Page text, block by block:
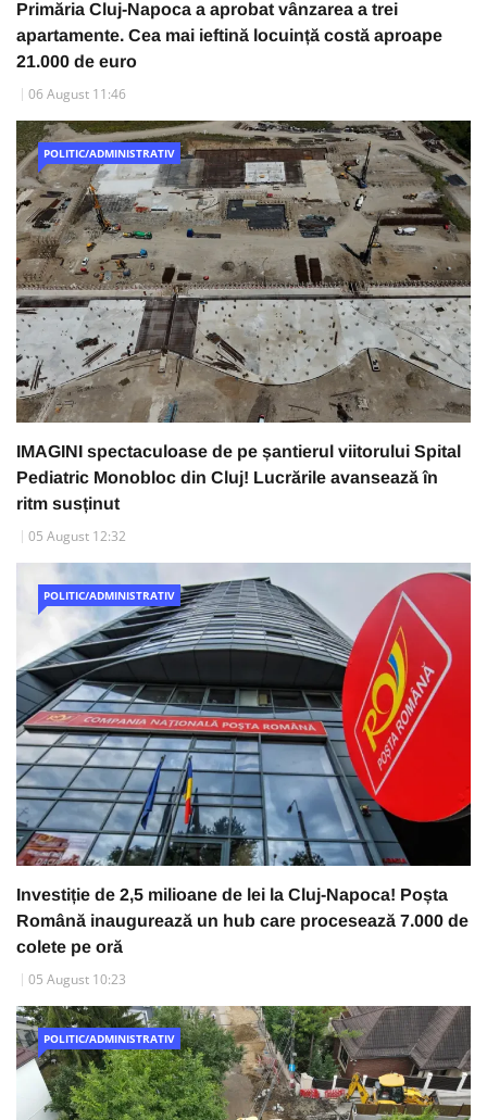
Primăria Cluj-Napoca a aprobat vânzarea a trei
apartamente. Cea mai ieftină locuință costă aproape
21.000 de euro
06 August 11:46
POLITIC/ADMINISTRATIV
IMAGINI spectaculoase de pe șantierul viitorului Spital
Pediatric Monobloc din Cluj! Lucrările avansează în
ritm susținut
05 August 12:32
POLITIC/ADMINISTRATIV
Investiție de 2,5 milioane de lei la Cluj-Napoca! Poșta
Română inaugurează un hub care procesează 7.000 de
colete pe oră
05 August 10:23
POLITIC/ADMINISTRATIV